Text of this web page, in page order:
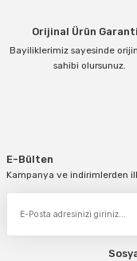
Orijinal Ürün
Bayiliklerimiz sayesinde
sahibi olursunuz.
E-Bülten
Kampanya ve indirimlerden